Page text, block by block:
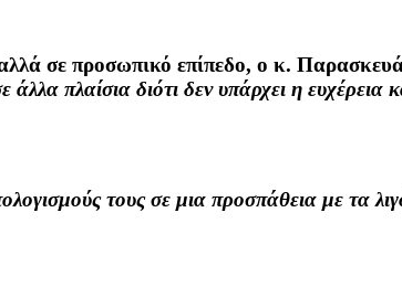
σε προσωπικό επίπεδο, ο κ.
άλλα πλαίσια διότι δεν υπάρχει η
τους σε μια προσπάθεια με τα